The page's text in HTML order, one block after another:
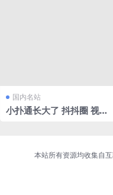
国内名站
小扑通长大了 抖抖圈 视频
本站所有资源均收集自